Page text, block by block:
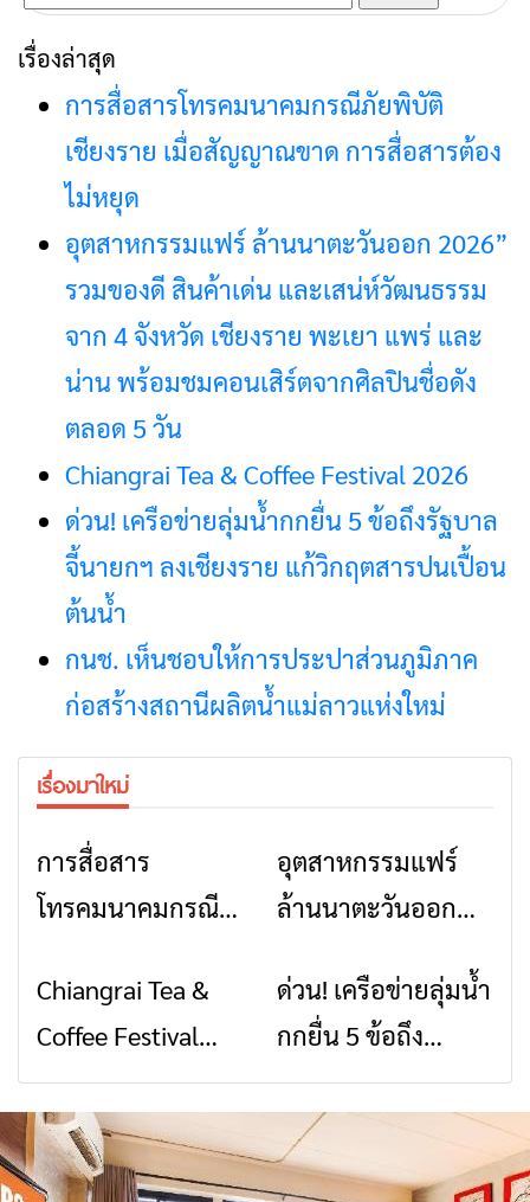
สำหรับ:
เรื่องล่าสุด
การสื่อสารโทรคมนาคมกรณีภัยพิบัติ
เชียงราย เมื่อสัญญาณขาด การสื่อสารต้อง
ไม่หยุด
อุตสาหกรรมแฟร์ ล้านนาตะวันออก 2026”
รวมของดี สินค้าเด่น และเสน่ห์วัฒนธรรม
จาก 4 จังหวัด เชียงราย พะเยา แพร่ และ
น่าน พร้อมชมคอนเสิร์ตจากศิลปินชื่อดัง
ตลอด 5 วัน
Chiangrai Tea & Coffee Festival 2026
ด่วน! เครือข่ายลุ่มน้ำกกยื่น 5 ข้อถึงรัฐบาล
จี้นายกฯ ลงเชียงราย แก้วิกฤตสารปนเปื้อน
ต้นน้ำ
กนช. เห็นชอบให้การประปาส่วนภูมิภาค
ก่อสร้างสถานีผลิตน้ำแม่ลาวแห่งใหม่
เรื่องมาใหม่
การสื่อสาร
โทรคมนาคมกรณีภัย
สัญญาณขาด การ
สื่อสารต้องไม่หยุด
ข่าวเชียงราย
อุตสาหกรรมแฟร์
ล้านนาตะวันออก
สินค้าเด่น และเสน่ห์
วัฒนธรรมจาก 4
จังหวัด เชียงราย
พะเยา แพร่ และ
น่าน พร้อมชม
ข่าวเชียงราย
Chiangrai Tea &
Coffee Festival
2026
ข่าวเชียงราย
ด่วน! เครือข่ายลุ่มน้ำ
กกยื่น 5 ข้อถึง
รัฐบาล จี้นายกฯ ลง
เชียงราย แก้วิกฤต
สารปนเปื้อนต้นน้ำ